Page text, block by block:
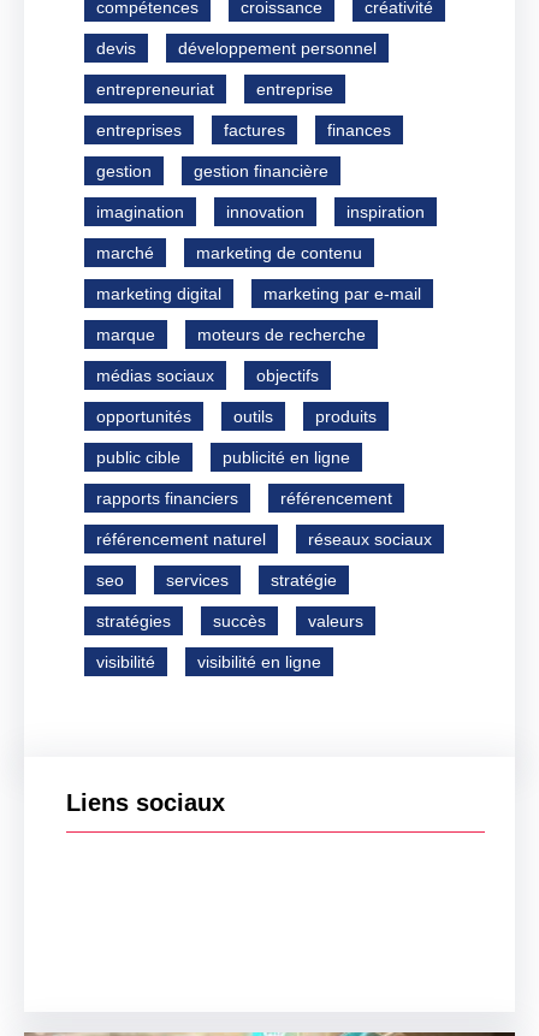
compétences croissance créativité
devis développement personnel
entrepreneuriat entreprise
entreprises factures finances
gestion gestion financière
imagination innovation inspiration
marché marketing de contenu
marketing digital marketing par e-mail
marque moteurs de recherche
médias sociaux objectifs
opportunités outils produits
public cible publicité en ligne
rapports financiers référencement
référencement naturel réseaux sociaux
seo services stratégie
stratégies succès valeurs
visibilité visibilité en ligne
Liens sociaux